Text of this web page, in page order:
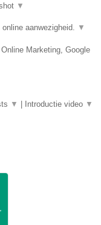
▼
aanwezigheid. ▼
Marketing, Google
▼ | Introductie video ▼